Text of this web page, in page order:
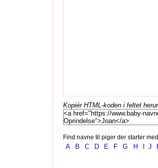
Kopiér HTML-koden i feltet
Find navne til piger der starter
A B C D E F G H J